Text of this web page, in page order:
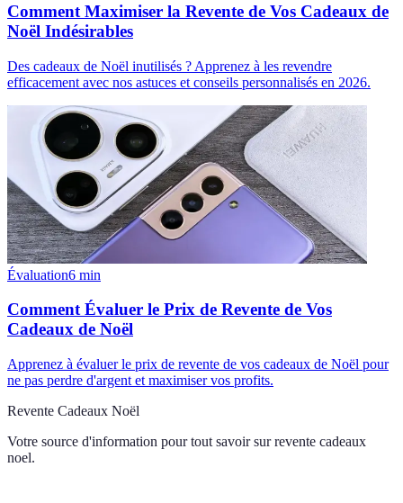
Comment Maximiser la Revente de Vos Cadeaux de
Noël Indésirables
Des cadeaux de Noël inutilisés ? Apprenez à les revendre
efficacement avec nos astuces et conseils personnalisés en 2026.
Évaluation6 min
Comment Évaluer le Prix de Revente de Vos
Cadeaux de Noël
Apprenez à évaluer le prix de revente de vos cadeaux de Noël pour
ne pas perdre d'argent et maximiser vos profits.
Revente Cadeaux Noël
Votre source d'information pour tout savoir sur revente cadeaux
noel.